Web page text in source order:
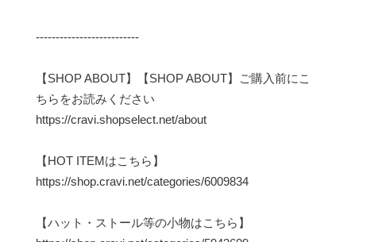
--------------------------
【SHOP ABOUT】【SHOP ABOUT】ご購入前にこ
ちらをお読みください
https://cravi.shopselect.net/about
【HOT ITEMはこちら】
https://shop.cravi.net/categories/6009834
【ハット・ストール等の小物はこちら】